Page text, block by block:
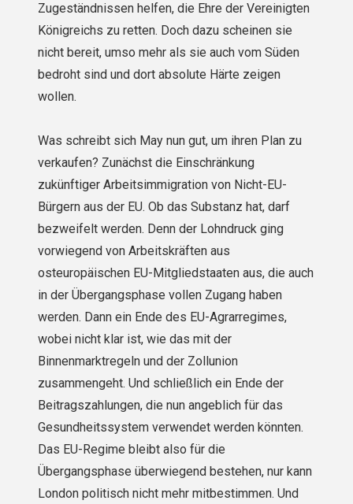
Zugeständnissen helfen, die Ehre der Vereinigten
Königreichs zu retten. Doch dazu scheinen sie
nicht bereit, umso mehr als sie auch vom Süden
bedroht sind und dort absolute Härte zeigen
wollen.
Was schreibt sich May nun gut, um ihren Plan zu
verkaufen? Zunächst die Einschränkung
zukünftiger Arbeitsimmigration von Nicht-EU-
Bürgern aus der EU. Ob das Substanz hat, darf
bezweifelt werden. Denn der Lohndruck ging
vorwiegend von Arbeitskräften aus
osteuropäischen EU-Mitgliedstaaten aus, die auch
in der Übergangsphase vollen Zugang haben
werden. Dann ein Ende des EU-Agrarregimes,
wobei nicht klar ist, wie das mit der
Binnenmarktregeln und der Zollunion
zusammengeht. Und schließlich ein Ende der
Beitragszahlungen, die nun angeblich für das
Gesundheitssystem verwendet werden könnten.
Das EU-Regime bleibt also für die
Übergangsphase überwiegend bestehen, nur kann
London politisch nicht mehr mitbestimmen. Und